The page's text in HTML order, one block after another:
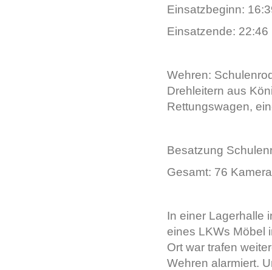
Einsatzbeginn:
Einsatzende: 22:46
Wehren:
Drehleitern aus
Rettungswagen,
Besatzung
Gesamt: 76
In einer Lagerhalle
eines LKWs Möbel
Ort war trafen
Wehren alarmiert.